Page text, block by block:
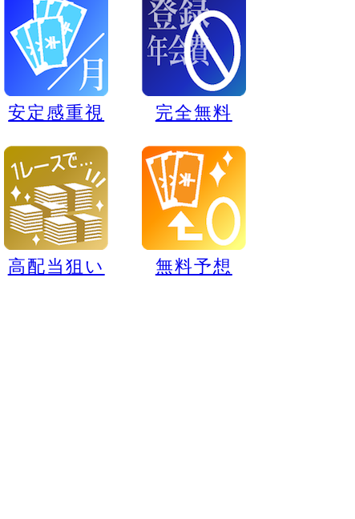
安定感重視 完全無料
高配当狙い 無料予想